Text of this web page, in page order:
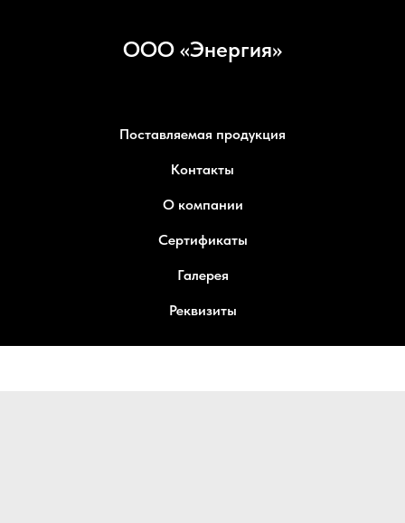
ООО «Энергия»
Поставляемая продукция
Контакты
О компании
Сертификаты
Галерея
Реквизиты